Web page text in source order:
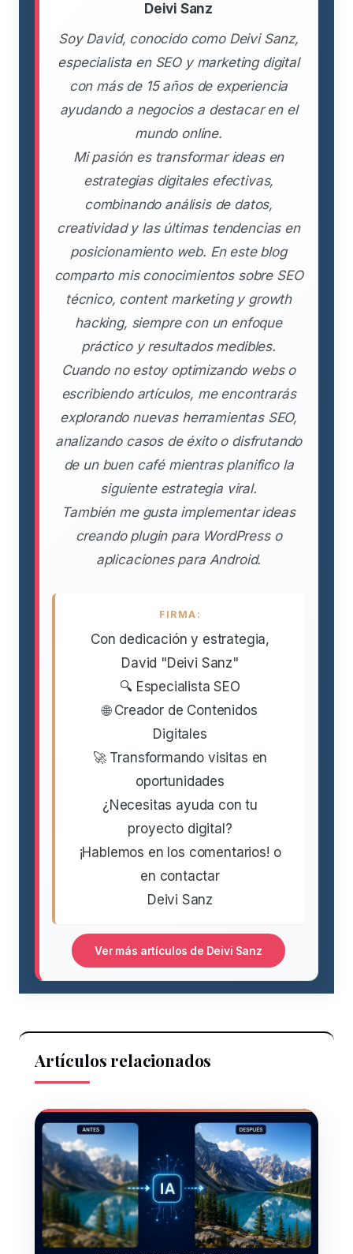
Deivi Sanz
Soy David, conocido como Deivi Sanz,
especialista en SEO y marketing digital
con más de 15 años de experiencia
ayudando a negocios a destacar en el
mundo online.
Mi pasión es transformar ideas en
estrategias digitales efectivas,
combinando análisis de datos,
creatividad y las últimas tendencias en
posicionamiento web. En este blog
comparto mis conocimientos sobre SEO
técnico, content marketing y growth
hacking, siempre con un enfoque
práctico y resultados medibles.
Cuando no estoy optimizando webs o
escribiendo artículos, me encontrarás
explorando nuevas herramientas SEO,
analizando casos de éxito o disfrutando
de un buen café mientras planifico la
siguiente estrategia viral.
También me gusta implementar ideas
creando plugin para WordPress o
aplicaciones para Android.
FIRMA:
Con dedicación y estrategia,
David "Deivi Sanz"
🔍 Especialista SEO
🌐 Creador de Contenidos
Digitales
🚀 Transformando visitas en
oportunidades
¿Necesitas ayuda con tu
proyecto digital?
¡Hablemos en los comentarios! o
en contactar
Deivi Sanz
Ver más artículos de Deivi Sanz
Artículos relacionados